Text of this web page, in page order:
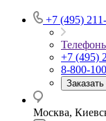
+7 (495)
+7 (495)
8-800-
Москва,